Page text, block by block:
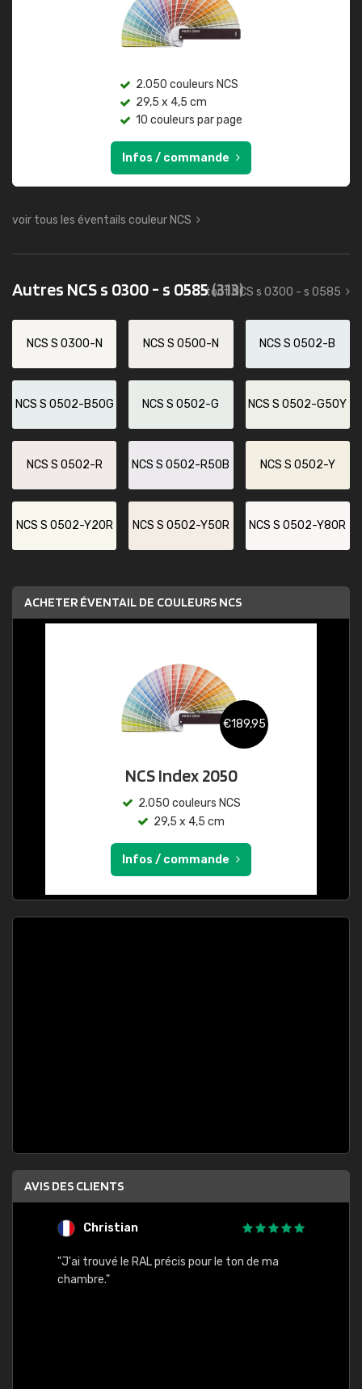
2.050 couleurs NCS
29,5 x 4,5 cm
10 couleurs par page
Infos / commande
voir tous les éventails couleur NCS
Autres NCS s 0300 - s 0585(313)
tout NCS s 0300 - s 0585
NCS S 0300-N NCS S 0500-N NCS S 0502-B
NCS S 0502-B50G NCS S 0502-G NCS S 0502-G50Y
NCS S 0502-R NCS S 0502-R50B NCS S 0502-Y
NCS S 0502-Y20R NCS S 0502-Y50R NCS S 0502-Y80R
ACHETER ÉVENTAIL DE COULEURS NCS
€189,95
NCS Index 2050
2.050 couleurs NCS
29,5 x 4,5 cm
Infos / commande
AVIS DES CLIENTS
Christian
"J'ai trouvé le RAL précis pour le ton de ma
chambre."